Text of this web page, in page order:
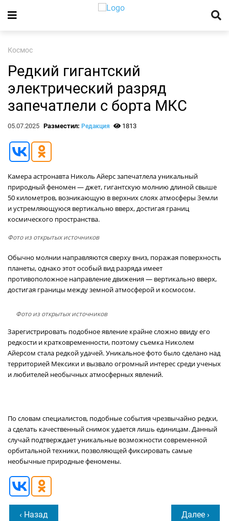
Космос
Редкий гигантский
электрический разряд
запечатлели с борта МКС
05.07.2025 Разместил: Редакция 1813
Камера астронавта Николь Айерс запечатлела уникальный
природный феномен — джет, гигантскую молнию длиной свыше
50 километров, возникающую в верхних слоях атмосферы Земли
и устремляющуюся вертикально вверх, достигая границ
космического пространства.
Фото из открытых источников
Обычно молнии направляются сверху вниз, поражая поверхность
планеты, однако этот особый вид разряда имеет
противоположное направление движения — вертикально вверх,
достигая границы между земной атмосферой и космосом.
Фото из открытых источников
Зарегистрировать подобное явление крайне сложно ввиду его
редкости и кратковременности, поэтому съемка Николем
Айерсом стала редкой удачей. Уникальное фото было сделано над
территорией Мексики и вызвало огромный интерес среди ученых
и любителей необычных атмосферных явлений.
По словам специалистов, подобные события чрезвычайно редки,
а сделать качественный снимок удается лишь единицам. Данный
случай подтверждает уникальные возможности современной
орбитальной техники, позволяющей фиксировать самые
необычные природные феномены.
‹ Назад Далее ›